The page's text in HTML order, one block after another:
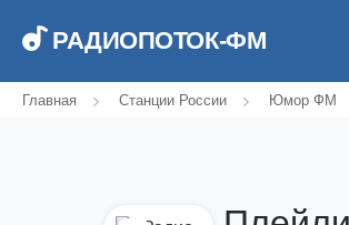
РАДИОПОТОК-ФМ
Главная Станции России Юмор ФМ